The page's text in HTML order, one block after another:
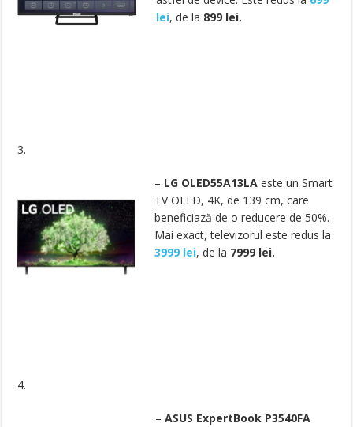
lei, de la 899 lei.
3.
– LG OLED55A13LA este un Smart
TV OLED, 4K, de 139 cm, care
beneficiază de o reducere de 50%.
Mai exact, televizorul este redus la
3999 lei, de la 7999 lei.
4.
–ASUS ExpertBook P3540FA